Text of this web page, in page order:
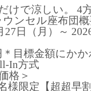
けで涼しい。 4
ンセル座布団
27日（月）～
＊目標金額にか
In方式
格＞
様限定【超超早